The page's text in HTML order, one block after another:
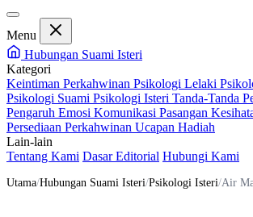
Menu
Hubungan Suami Isteri
Kategori
Keintiman Perkahwinan Psikologi Lelaki
Psikologi Suami Psikologi Isteri Tanda-Tanda
Pengaruh Emosi Komunikasi Pasangan
Persediaan Perkahwinan Ucapan Hadiah
Lain-lain
Tentang Kami Dasar Editorial Hubungi Kami
Utama/Hubungan Suami Isteri/Psikologi Isteri/Air